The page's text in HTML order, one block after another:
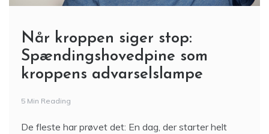
Når kroppen siger stop:
Spændingshovedpine som
kroppens advarselslampe
5 Min Reading
De fleste har prøvet det: En dag, der starter helt